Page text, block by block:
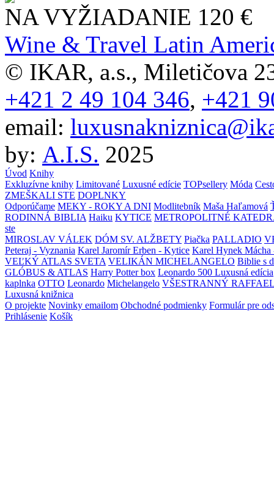
NA VYŽIADANIE 120 €
Wine & Travel Latin
© IKAR, a.s., Miletičova
+421 2 49 104 346, +421
email:
by: A.I.S. 2025
Úvod Knihy
Exkluzívne knihy Limitované Luxusné edície TOPsellery Móda
ZMEŠKALI STE DOPLNKY
Odporúčame MEKY - ROKY A DNI Modlitebník Maša Haľamová
RODINNÁ BIBLIA Haiku KYTICE METROPOLITNÉ
ste
MIROSLAV VÁLEK DÓM SV. ALŽBETY Piačka PALLADIO
Peteraj - Vyznania Karel Jaromír Erben - Kytice Karel Hynek Mácha
VEĽKÝ ATLAS SVETA VELIKÁN MICHELANGELO Biblie s
GLÓBUS & ATLAS Harry Potter box Leonardo 500 Luxusná edícia
kaplnka OTTO Leonardo Michelangelo VŠESTRANNÝ
Luxusná knižnica
O projekte Novinky emailom Obchodné podmienky Formulár pre
Prihlásenie Košík